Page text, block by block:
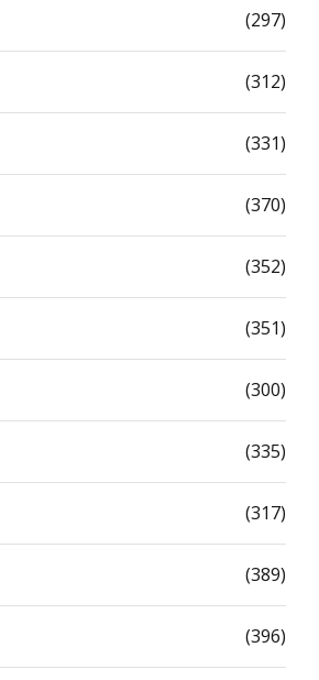
(297)
(312)
(331)
(370)
(352)
(351)
(300)
(335)
(317)
(389)
(396)